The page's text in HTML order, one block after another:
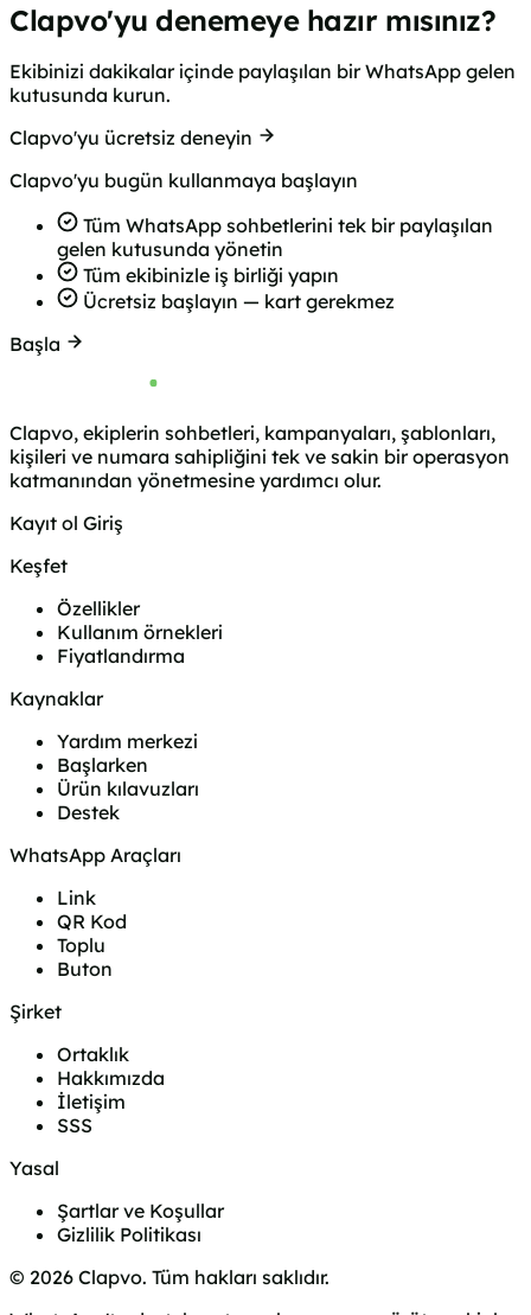
Clapvo'yu denemeye hazır mısınız?
Ekibinizi dakikalar içinde paylaşılan bir WhatsApp gelen
kutusunda kurun.
Clapvo'yu ücretsiz deneyin
Clapvo'yu bugün kullanmaya başlayın
Tüm WhatsApp sohbetlerini tek bir paylaşılan
gelen kutusunda yönetin
Tüm ekibinizle iş birliği yapın
Ücretsiz başlayın — kart gerekmez
Başla
Clapvo, ekiplerin sohbetleri, kampanyaları, şablonları,
kişileri ve numara sahipliğini tek ve sakin bir operasyon
katmanından yönetmesine yardımcı olur.
Kayıt ol Giriş
Keşfet
Özellikler
Kullanım örnekleri
Fiyatlandırma
Kaynaklar
Yardım merkezi
Başlarken
Ürün kılavuzları
Destek
WhatsApp Araçları
Link
QR Kod
Toplu
Buton
Şirket
Ortaklık
Hakkımızda
İletişim
SSS
Yasal
Şartlar ve Koşullar
Gizlilik Politikası
© 2026 Clapvo. Tüm hakları saklıdır.